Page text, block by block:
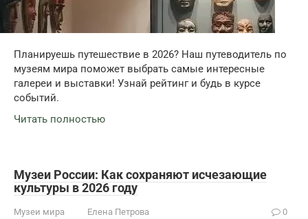
Планируешь путешествие в 2026? Наш путеводитель по
музеям мира поможет выбрать самые интересные
галереи и выставки! Узнай рейтинг и будь в курсе
событий.
Читать полностью
Музеи России: Как сохраняют исчезающие
культуры в 2026 году
Музеи мира Елена Петрова 0